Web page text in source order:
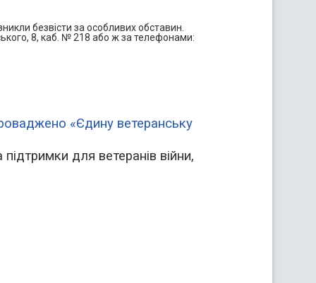
безвісти за особливих обставин.
8, каб. № 218 або ж за телефонами:
«Єдину ветеранську
для ветеранів війни,